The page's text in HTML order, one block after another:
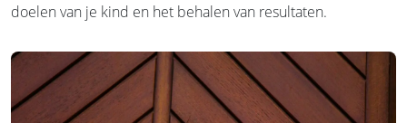
doelen van je kind en het behalen van resultaten.